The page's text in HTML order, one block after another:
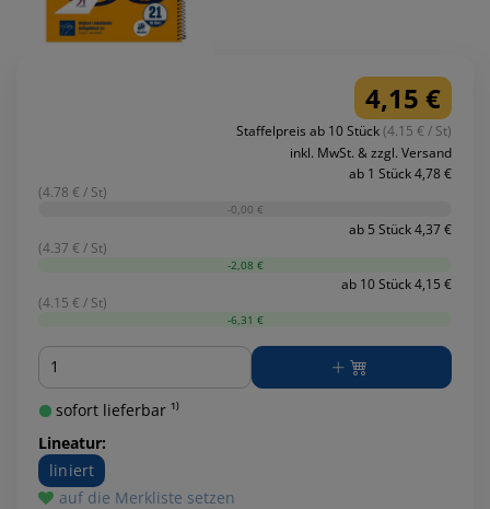
4,15 €
Staffelpreis ab 10 Stück(4.15 € / St)
inkl. MwSt. & zzgl. Versand
ab 1 Stück 4,78 €
(4.78 € / St)
-0,00 €
ab 5 Stück 4,37 €
(4.37 € / St)
-2,08 €
ab 10 Stück 4,15 €
(4.15 € / St)
-6,31 €
Menge
sofort lieferbar ¹⁾
Lineatur:
liniert
auf die Merkliste setzen